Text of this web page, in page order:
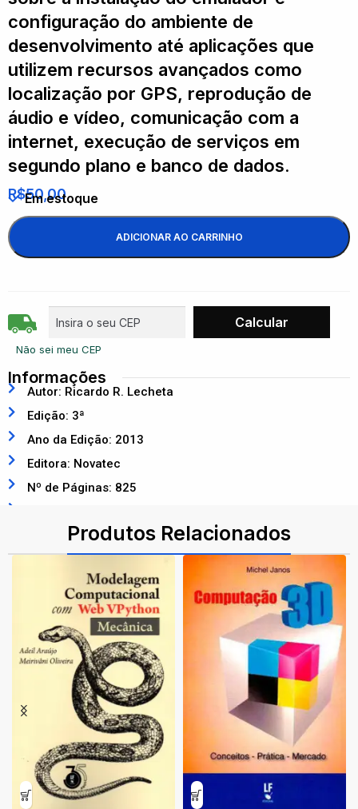
configuração do ambiente de
desenvolvimento até aplicações que
utilizem recursos avançados como
localização por GPS, reprodução de
áudio e vídeo, comunicação com a
internet, execução de serviços em
segundo plano e banco de dados.
R$50,00
Em estoque
ADICIONAR AO CARRINHO
Não sei meu CEP
Informações
Autor: Ricardo R. Lecheta
Edição: 3ª
Ano da Edição: 2013
Editora: Novatec
Nº de Páginas: 825
Produtos Relacionados